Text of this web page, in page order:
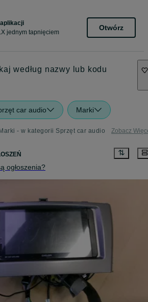
jednym tapnięciem
Otwórz
według nazwy lub kodu
car audio Marki
- w kategorii Sprzęt car audio Zobacz
ogłoszenia?